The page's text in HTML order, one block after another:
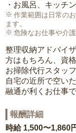
・お風呂、キッチ
作業範囲は日常の
ます。
危険なお仕事や介
整理収納アドバイ
方はもちろん、資
お掃除代行スタッ
自宅の近所で空い
融通が利くお仕事で
報酬詳細
時給 1,500〜1,860